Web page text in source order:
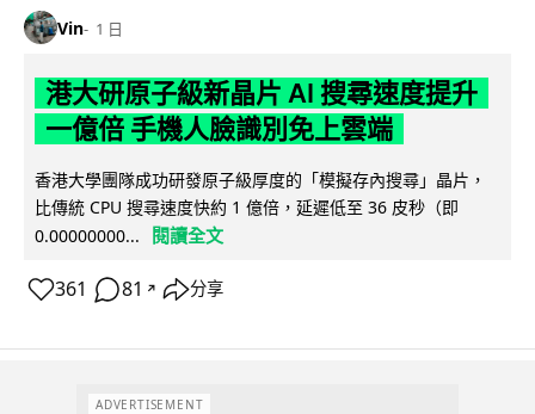
Vin 1 日
港大研原子級新晶片 AI 搜尋速度提升
一億倍 手機人臉識別免上雲端
香港大學團隊成功研發原子級厚度的「模擬存內搜尋」晶片，
比傳統 CPU 搜尋速度快約 1 億倍，延遲低至 36 皮秒（即
0.00000000...
閱讀全文
361 81 ↗ 分享
ADVERTISEMENT